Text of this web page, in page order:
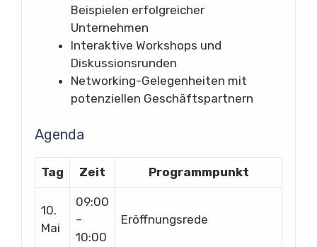
Beispielen erfolgreicher
Unternehmen
Interaktive Workshops und
Diskussionsrunden
Networking-Gelegenheiten mit
potenziellen Geschäftspartnern
Agenda
Tag Zeit Programmpunkt
10.
Mai
09:00
–
10:00
Eröffnungsrede